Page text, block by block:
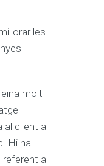
les
eina molt
al client a
Hi ha
al